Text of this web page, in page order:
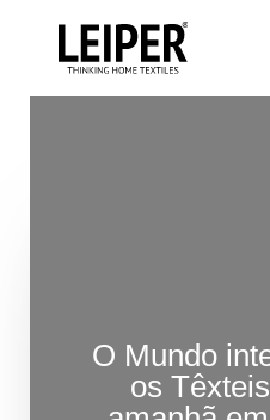
O Mundo
os